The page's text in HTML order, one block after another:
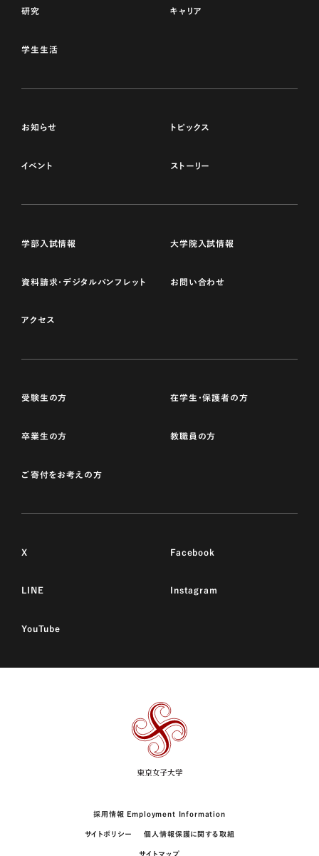
研究 キャリア
学生生活
お知らせ トピックス
イベント ストーリー
学部入試情報 大学院入試情報
資料請求・デジタルパンフレット お問い合わせ
アクセス
受験生の方 在学生・保護者の方
卒業生の方 教職員の方
ご寄付をお考えの方
X Facebook
LINE Instagram
YouTube
東
採用情報 Employment Information
サイトポリシー 個人情報保護に関する取組
サイトマップ